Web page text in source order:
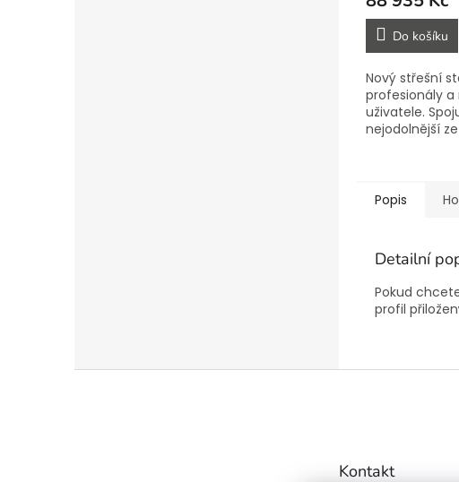
Do košíku
Nový střešní
profesionály a
uživatele.
nejodolnější
Popis
Detailní
Pokud
profil
Kontakt